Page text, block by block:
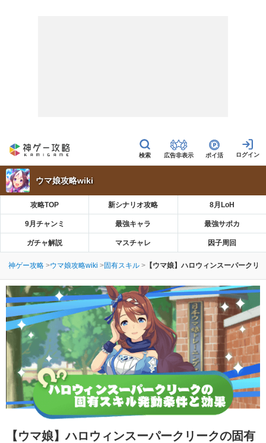
広告非表示 ポイ活
ウマ娘攻略wiki
攻略TOP 新シナリオ攻略 8月LoH
9月チャンミ 最強キャラ 最強サポカ
ガチャ解説 マスチャレ 因子周回
神ゲー攻略 ウマ娘攻略wiki 固有スキル 【ウマ娘】ハロウィンスーパークリ
【ウマ娘】ハロウィンスーパークリークの固有